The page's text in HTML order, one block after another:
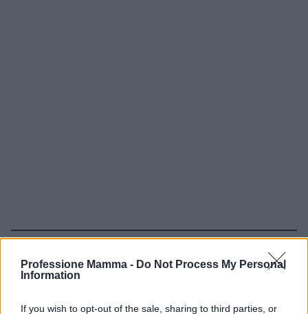
Professione Mamma - Do Not Process My Personal
Information
If you wish to opt-out of the sale, sharing to third parties, or
Continua a leggere